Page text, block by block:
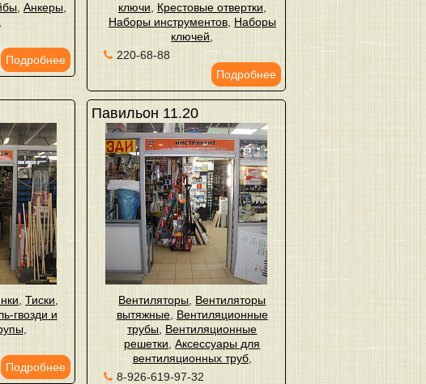
,Анкеры
Подробнее
ключи
Крестовые отвертки
Наборы инструментов, Наборы
ключей
220-68-88
Подробнее
,Тиски
гвозди и
,
Подробнее
Павильон 11.20
Вентиляторы Вентиляторы
вытяжные, Вентиляционные
трубы Вентиляционные
решетки ,Аксессуары для
вентиляционных труб,
8-926-619-97-32